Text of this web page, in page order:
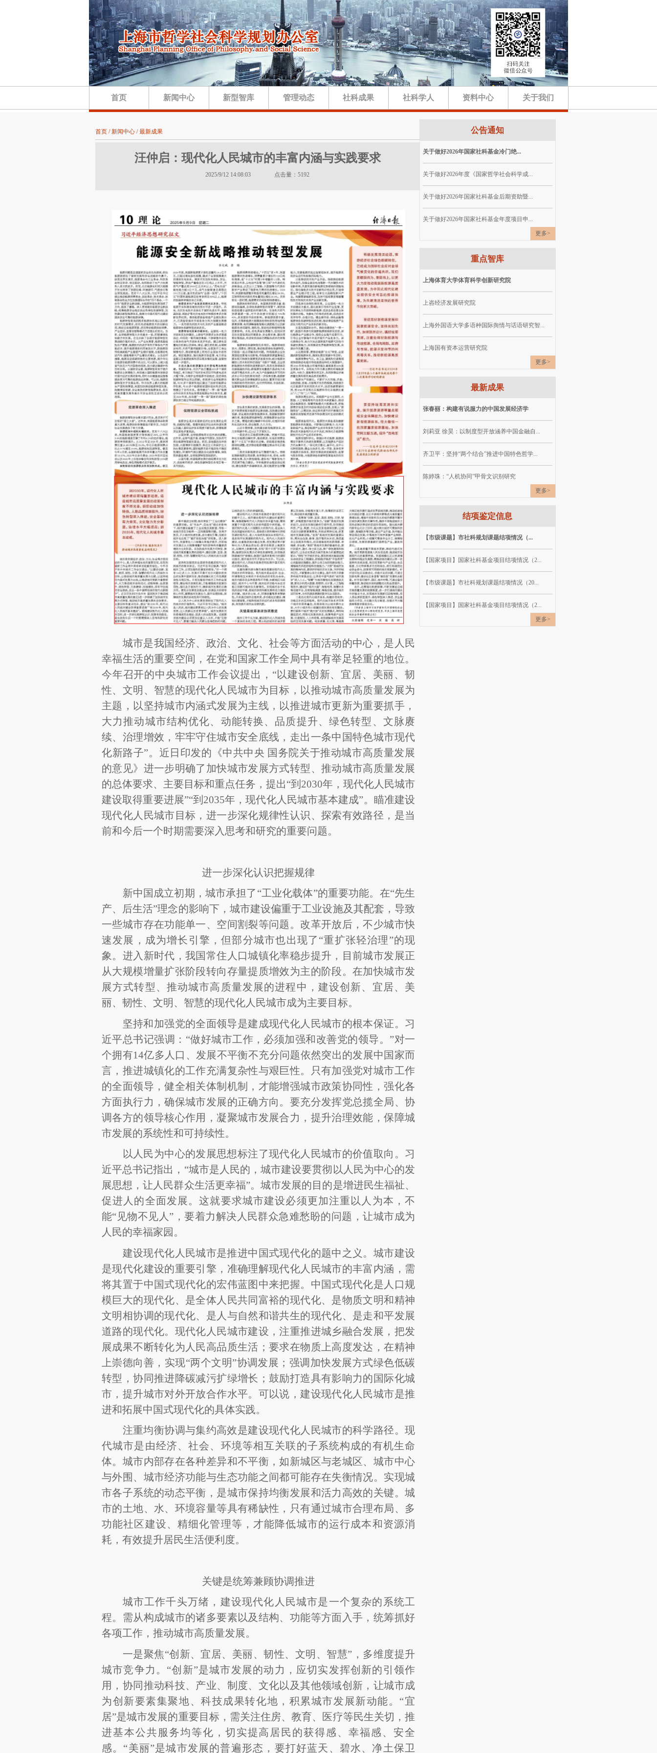
首页 新闻中心 新型智库 管理动态 社科成果 社科学人 资料中心 关于我们
首页 / 新闻中心 / 最新成果
汪仲启：现代化人民城市的丰富内涵与实践要求
2025/9/12 14:08:03 点击量：5192
城市是我国经济、政治、文化、社会等方面活动的中心，是人民
幸福生活的重要空间，在党和国家工作全局中具有举足轻重的地位。
今年召开的中央城市工作会议提出， “以建设创新、宜居、美丽、韧
性、文明、智慧的现代化人民城市为目标，以推动城市高质量发展为
主题，以坚持城市内涵式发展为主线，以推进城市更新为重要抓手，
大力推动城市结构优化、动能转换、品质提升、绿色转型、文脉赓
续、治理增效，牢牢守住城市安全底线，走出一条中国特色城市现代
化新路子”。近日印发的《中共中央 国务院关于推动城市高质量发展
的意见》进一步明确了加快城市发展方式转型、推动城市高质量发展
的总体要求、主要目标和重点任务，提出“到2030年，现代化人民城市
建设取得重要进展”“到2035年，现代化人民城市基本建成”。瞄准建设
现代化人民城市目标，进一步深化规律性认识、探索有效路径，是当
前和今后一个时期需要深入思考和研究的重要问题。
进一步深化认识把握规律
新中国成立初期，城市承担了 “工业化载体”的重要功能。在“先生
产、后生活”理念的影响下，城市建设偏重于工业设施及其配套，导致
一些城市存在功能单一、空间割裂等问题。改革开放后，不少城市快
速发展，成为增长引擎，但部分城市也出现了“重扩张轻治理”的现
象。进入新时代，我国常住人口城镇化率稳步提升，目前城市发展正
从大规模增量扩张阶段转向存量提质增效为主的阶段。在加快城市发
展方式转型、推动城市高质量发展的进程中，建设创新、宜居、美
丽、韧性、文明、智慧的现代化人民城市成为主要目标。
坚持和加强党的全面领导是建成现代化人民城市的根本保证。习
近平总书记强调： “做好城市工作，必须加强和改善党的领导。”对一
个拥有14亿多人口、发展不平衡不充分问题依然突出的发展中国家而
言，推进城镇化的工作充满复杂性与艰巨性。只有加强党对城市工作
的全面领导，健全相关体制机制，才能增强城市政策协同性，强化各
方面执行力，确保城市发展的正确方向。要充分发挥党总揽全局、协
调各方的领导核心作用，凝聚城市发展合力，提升治理效能，保障城
市发展的系统性和可持续性。
以人民为中心的发展思想标注了现代化人民城市的价值取向。习
近平总书记指出， “城市是人民的，城市建设要贯彻以人民为中心的发
展思想，让人民群众生活更幸福”。城市发展的目的是增进民生福祉、
促进人的全面发展。这就要求城市建设必须更加注重以人为本，不
能“见物不见人”，要着力解决人民群众急难愁盼的问题，让城市成为
人民的幸福家园。
建设现代化人民城市是推进中国式现代化的题中之义。城市建设
是现代化建设的重要引擎，准确理解现代化人民城市的丰富内涵，需
将其置于中国式现代化的宏伟蓝图中来把握。中国式现代化是人口规
模巨大的现代化、是全体人民共同富裕的现代化、是物质文明和精神
文明相协调的现代化、是人与自然和谐共生的现代化、是走和平发展
道路的现代化。现代化人民城市建设，注重推进城乡融合发展，把发
展成果不断转化为人民高品质生活；要求在物质上高度发达，在精神
上崇德向善，实现“两个文明”协调发展；强调加快发展方式绿色低碳
转型，协同推进降碳减污扩绿增长；鼓励打造具有影响力的国际化城
市，提升城市对外开放合作水平。可以说，建设现代化人民城市是推
进和拓展中国式现代化的具体实践。
注重均衡协调与集约高效是建设现代化人民城市的科学路径。现
代城市是由经济、社会、环境等相互关联的子系统构成的有机生命
体。城市内部存在各种差异和不平衡，如新城区与老城区、城市中心
与外围、城市经济功能与生态功能之间都可能存在失衡情况。实现城
市各子系统的动态平衡，是城市保持均衡发展和活力高效的关键。城
市的土地、水、环境容量等具有稀缺性，只有通过城市合理布局、多
功能社区建设、精细化管理等，才能降低城市的运行成本和资源消
耗，有效提升居民生活便利度。
关键是统筹兼顾协调推进
城市工作千头万绪，建设现代化人民城市是一个复杂的系统工
程。需从构成城市的诸多要素以及结构、功能等方面入手，统筹抓好
各项工作，推动城市高质量发展。
一是聚焦“创新、宜居、美丽、韧性、文明、智慧”，多维度提升
城市竞争力。“创新”是城市发展的动力，应切实发挥创新的引领作
用，协同推动科技、产业、制度、文化以及其他领域创新，让城市成
为创新要素集聚地、科技成果转化地，积累城市发展新动能。“宜
居”是城市发展的重要目标，需关注住房、教育、医疗等民生关切，推
进基本公共服务均等化，切实提高居民的获得感、幸福感、安全
感。“美丽”是城市发展的普遍形态，要打好蓝天、碧水、净土保卫
公告通知
关于做好2026年国家社科基金冷门绝...
关于做好2026年度《国家哲学社会科学成...
关于做好2026年国家社科基金后期资助暨...
关于做好2026年国家社科基金年度项目申...
更多>
重点智库
上海体育大学体育科学创新研究院
上咨经济发展研究院
上海外国语大学多语种国际舆情与话语研究智...
上海国有资本运营研究院
更多>
最新成果
张春丽：构建有说服力的中国发展经济学
刘莉亚 徐昊：以制度型开放涵养中国金融自...
齐卫平：坚持“两个结合”推进中国特色哲学...
陈婷珠：“人机协同”甲骨文识别研究
更多>
结项鉴定信息
【市级课题】市社科规划课题结项情况（...
【国家项目】国家社科基金项目结项情况（2...
【市级课题】市社科规划课题结项情况（20...
【国家项目】国家社科基金项目结项情况（2...
更多>